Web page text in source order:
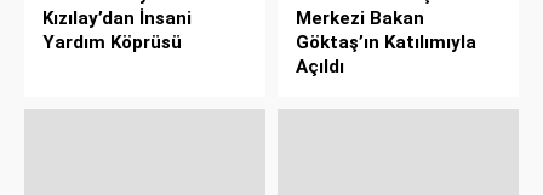
Kızılay’dan İnsani
Yardım Köprüsü
Merkezi Bakan
Göktaş’ın Katılımıyla
Açıldı